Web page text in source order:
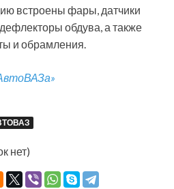
встроены фары, датчики
обдува, а также
и обрамления.
нет)